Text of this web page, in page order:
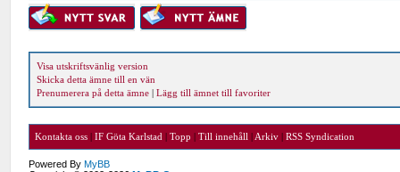
Visa utskriftsvänlig version
Skicka detta ämne till en vän
Prenumerera på detta ämne |Lägg till ämnet till favoriter
Kontakta oss |IF Göta Karlstad |Topp |Till innehåll | Arkiv |RSS Syndication
Powered ByMyBB